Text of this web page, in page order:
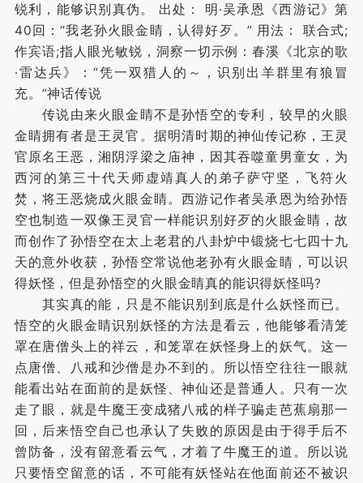
锐利，能够识别真伪。 出处： 明·吴承恩《西游记》第
40回：“我老孙火眼金睛，认得好歹。” 用法： 联合式;
作宾语;指人眼光敏锐，洞察一切示例：春溪《北京的歌
·雷达兵》：“凭一双猎人的～，识别出羊群里有狼冒
充。”神话传说
传说由来火眼金睛不是孙悟空的专利，较早的火眼
金睛拥有者是王灵官。据明清时期的神仙传记称，王灵
官原名王恶，湘阴浮梁之庙神，因其吞噬童男童女，为
西河的第三十代天师虚靖真人的弟子萨守坚，飞符火
焚，将王恶烧成火眼金睛。西游记作者吴承恩为给孙悟
空也制造一双像王灵官一样能识别好歹的火眼金睛，故
而创作了孙悟空在太上老君的八卦炉中锻烧七七四十九
天的意外收获，孙悟空常说他老孙有火眼金睛，可以识
得妖怪，但是孙悟空的火眼金睛真的能识得妖怪吗?
其实真的能，只是不能识别到底是什么妖怪而已。
悟空的火眼金睛识别妖怪的方法是看云，他能够看清笼
罩在唐僧头上的祥云，和笼罩在妖怪身上的妖气。这一
点唐僧、八戒和沙僧是办不到的。所以悟空往往一眼就
能看出站在面前的是妖怪、神仙还是普通人。只有一次
走了眼，就是牛魔王变成猪八戒的样子骗走芭蕉扇那一
回，后来悟空自己也承认了失败的原因是由于得手后不
曾防备，没有留意看云气，才着了牛魔王的道。所以说
只要悟空留意的话，不可能有妖怪站在他面前还不被识